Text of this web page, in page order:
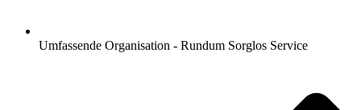
Umfassende Organisation - Rundum Sorglos Service